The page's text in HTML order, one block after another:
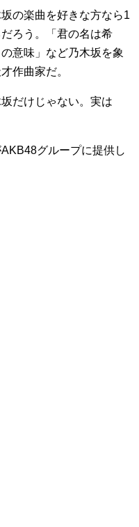
の楽曲を好きな方なら1
ろう。「君の名は希
意味」など乃木坂を象
作曲家だ。
だけじゃない。実は
グループに提供し